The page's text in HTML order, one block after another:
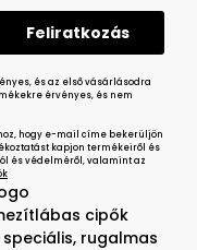
cipők
rugalmas
és az első vásárlásodra
érvényes, és nem
hogy e-mail címe bekerüljön
kapjon termékeiről és
és védelméről, valamint az